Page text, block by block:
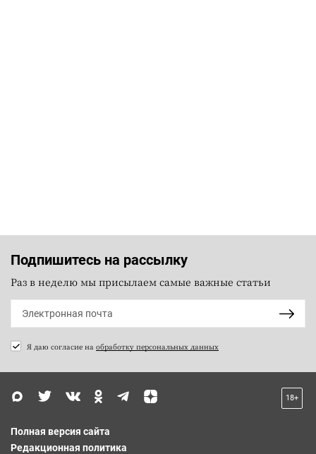
Подпишитесь на рассылку
Раз в неделю мы присылаем самые важные статьи
Я даю согласие на обработку персональных данных
18+
Полная версия сайта
Редакционная политика